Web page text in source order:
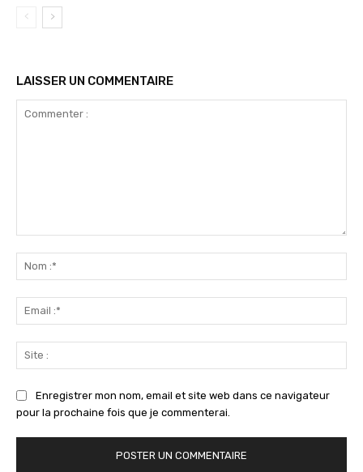
LAISSER UN COMMENTAIRE
Enregistrer mon nom, email et site web dans ce navigateur
pour la prochaine fois que je commenterai.